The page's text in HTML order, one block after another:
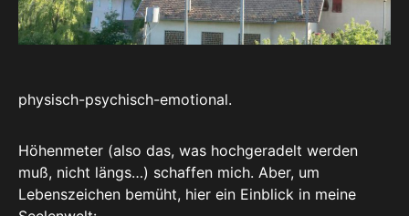
physisch-psychisch-emotional.
Höhenmeter (also das, was hochgeradelt werden
muß, nicht längs…) schaffen mich. Aber, um
Lebenszeichen bemüht, hier ein Einblick in meine